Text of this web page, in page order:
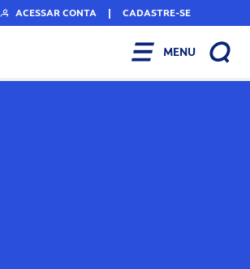
ACESSAR CONTA | CADASTRE-SE
MENU